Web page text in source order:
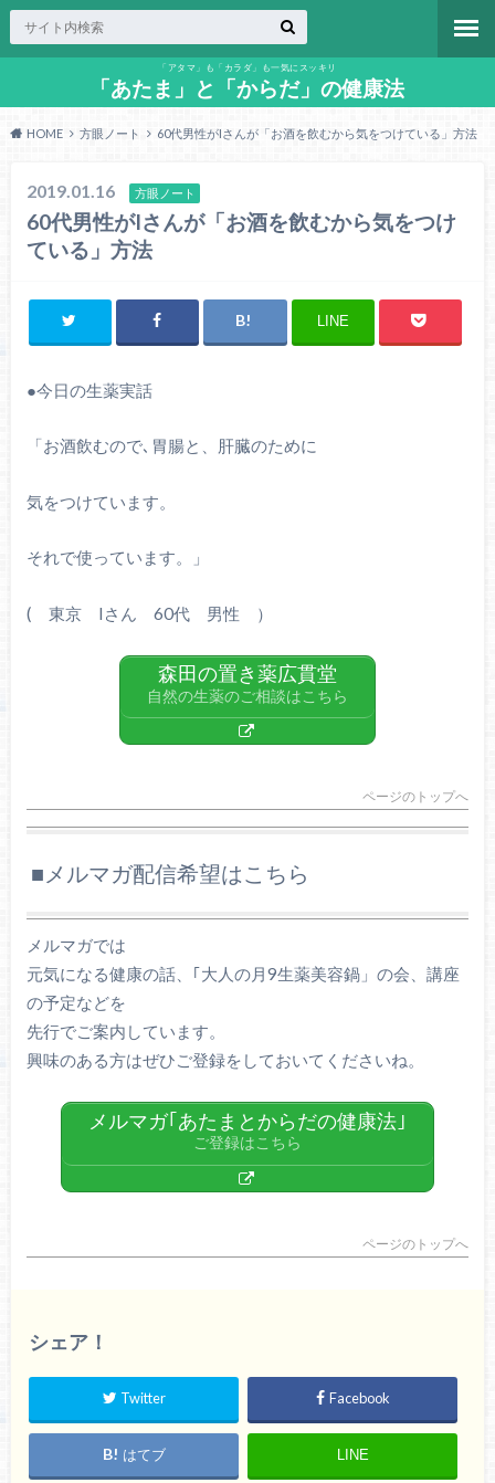
「アタマ」も「カラダ」も一気にスッキリ
「あたま」と「からだ」の健康法
HOME 方眼ノート 60代男性がIさんが「お酒を飲むから気をつけている」方法
2019.01.16 方眼ノート
60代男性がIさんが「お酒を飲むから気をつけ
ている」方法
LINE
●今日の生薬実話
「お酒飲むので､胃腸と、肝臓のために
気をつけています。
それで使っています。」
( 東京 I さん 60代 男性 ）
森田の置き薬広貫堂
自然の生薬のご相談はこちら
ページのトップへ
■メルマガ配信希望はこちら
メルマガでは
元気になる健康の話、｢大人の月9生薬美容鍋」の会、講座
の予定などを
先行でご案内しています。
興味のある方はぜひご登録をしておいてくださいね。
メルマガ｢あたまとからだの健康法｣
ご登録はこちら
ページのトップへ
シェア！
Twitter Facebook
はてブ LINE